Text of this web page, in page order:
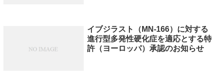
イブジラスト（MN-166）に対する
進行型多発性硬化症を適応とする特
許（ヨーロッパ）承認のお知らせ